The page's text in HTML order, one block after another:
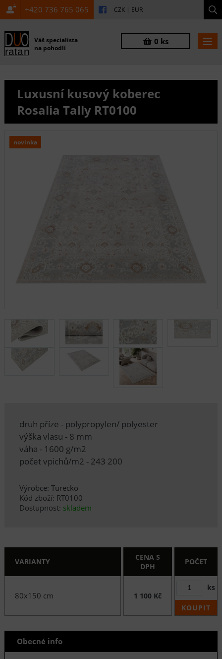
+420 736 765 065 CZK | EUR
Váš specialista
na pohodlí
0 ks
Luxusní kusový koberec
Rosalia Tally RT0100
novinka
druh příze - polypropylen/ polyester
výška vlasu - 8 mm
váha - 1600 g/m2
počet vpichů/m2 - 243 200
Výrobce: Turecko
Kód zboží: RT0100
Dostupnost: skladem
VARIANTY
CENA S
DPH
POČET
80x150 cm 1 100 Kč
ks
KOUPIT
Obecné info